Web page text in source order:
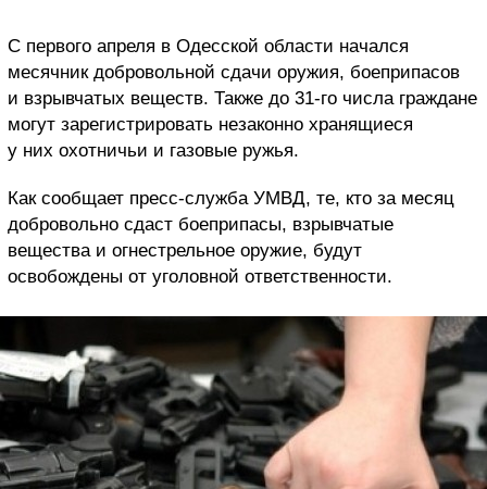
С первого апреля в Одесской области начался
месячник добровольной сдачи оружия, боеприпасов
и взрывчатых веществ. Также до 31-го числа граждане
могут зарегистрировать незаконно хранящиеся
у них охотничьи и газовые ружья.
Как сообщает пресс-служба УМВД, те, кто за месяц
добровольно сдаст боеприпасы, взрывчатые
вещества и огнестрельное оружие, будут
освобождены от уголовной ответственности.